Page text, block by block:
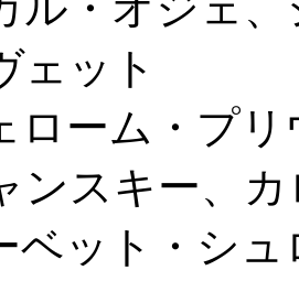
ェット
ローム・プ
ンスキー、
ベット・シ